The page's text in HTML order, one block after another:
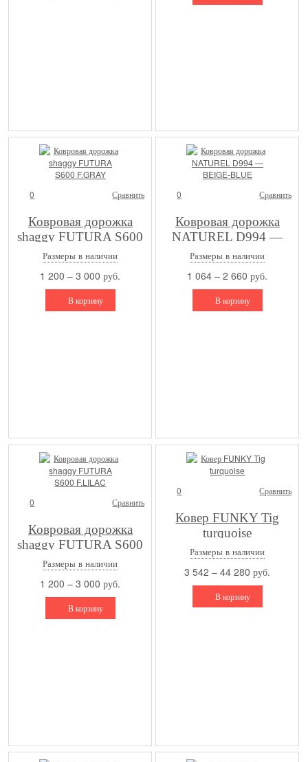
0 Сравнить
Ковровая дорожка
shaggy FUTURA S600
F.GRAY
Размеры в наличии
1 200 – 3 000 руб.
В корзину
0 Сравнить
Ковровая дорожка
NATUREL D994 —
BEIGE-BLUE
Размеры в наличии
1 064 – 2 660 руб.
В корзину
0 Сравнить
Ковровая дорожка
shaggy FUTURA S600
F.LILAC
Размеры в наличии
1 200 – 3 000 руб.
В корзину
0 Сравнить
Ковер FUNKY Tig
turquoise
Размеры в наличии
3 542 – 44 280 руб.
В корзину